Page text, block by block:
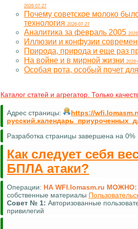
2026-07-27
Почему советское молоко
технология 2026-07-27
Аналитика за февраль 2005
Иллюзии и конфузии
Природа, природа и еще раз
На войне и в мирной жизни
Особая рота, особый почет
Каталог статей и агрегатор. Только
Адрес страницы:
https://
Разработка страницы завершена на 0%
Как следует себя
БПЛА атаки?
Операции: НА WFI.lomasm.ru МОЖНО:
собственные материалы
Совет № 1: Авторизованные
привилегий